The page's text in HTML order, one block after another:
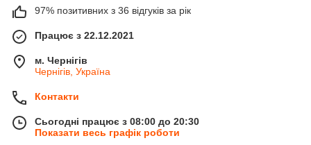
97% позитивних з 36 відгуків за рік
Працює з 22.12.2021
м. Чернігів
Чернігів, Україна
Контакти
Сьогодні працює з 08:00 до 20:30
Показати весь графік роботи